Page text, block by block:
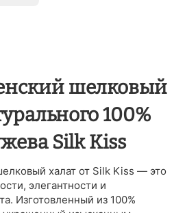
шелковый
100%
Silk Kiss
халат от Silk Kiss — это
элегантности и
Изготовленный из 100%